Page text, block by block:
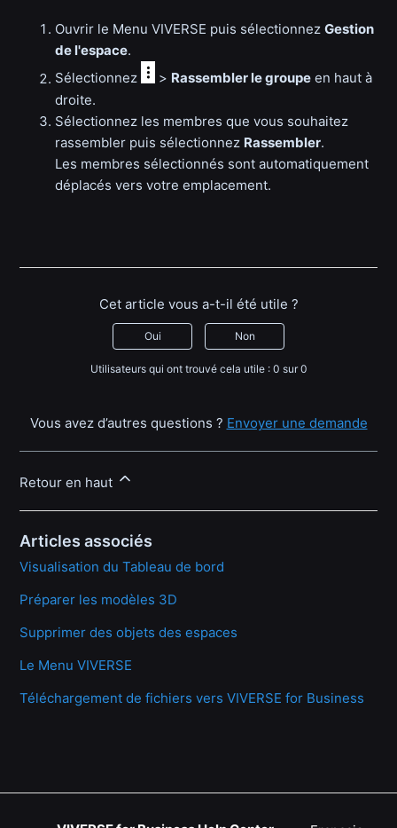
Ouvrir le Menu VIVERSE puis sélectionnezGestion
de l'espace.
Sélectionnez
> Rassembler le groupe en haut à
droite.
Sélectionnez les membres que vous souhaitez
rassembler puis sélectionnez Rassembler.
Les membres sélectionnés sont automatiquement
déplacés vers votre emplacement.
Cet article vous a-t-il été utile ?
Oui Non
Utilisateurs qui ont trouvé cela utile : 0 sur 0
Vous avez d’autres questions ? Envoyer une demande
Retour en haut
Articles associés
Visualisation du Tableau de bord
Préparer les modèles 3D
Supprimer des objets des espaces
Le Menu VIVERSE
Téléchargement de fichiers vers VIVERSE for Business